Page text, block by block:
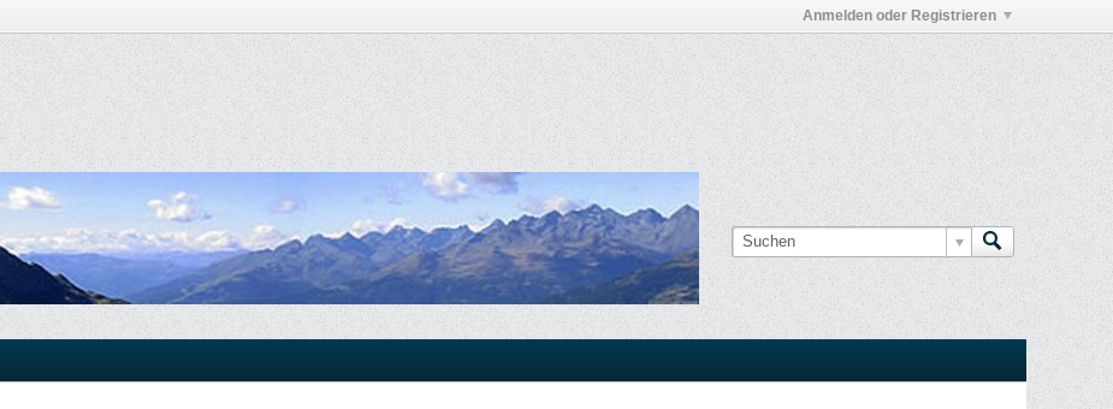
Anmelden oder Registrieren